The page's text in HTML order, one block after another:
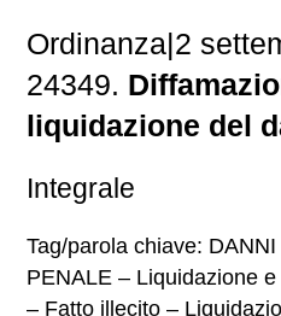
Ordinanza|2
24349.
liquidazione del
Integrale
Tag/parola chiave:
PENALE – Liquidazione
– Fatto illecito –